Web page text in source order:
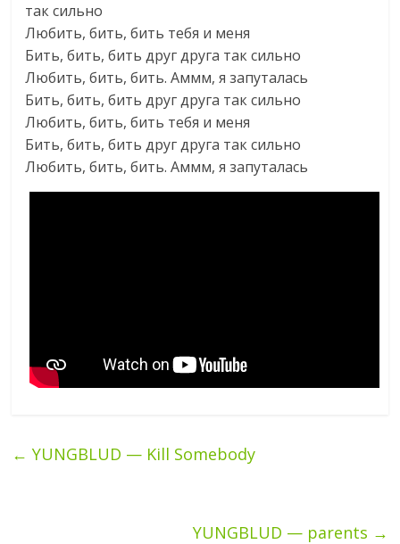
так сильно
Любить, бить, бить тебя и меня
Бить, бить, бить друг друга так сильно
Любить, бить, бить. Аммм, я запуталась
Бить, бить, бить друг друга так сильно
Любить, бить, бить тебя и меня
Бить, бить, бить друг друга так сильно
Любить, бить, бить. Аммм, я запуталась
← YUNGBLUD — Kill Somebody
YUNGBLUD — parents →